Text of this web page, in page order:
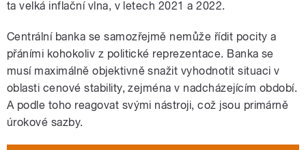
ta velká inflační vlna, v letech 2021 a 2022.
Centrální banka se samozřejmě nemůže řídit pocity a
přáními kohokoliv z politické reprezentace. Banka se
musí maximálně objektivně snažit vyhodnotit situaci v
oblasti cenové stability, zejména v nadcházejícím období.
A podle toho reagovat svými nástroji, což jsou primárně
úrokové sazby.